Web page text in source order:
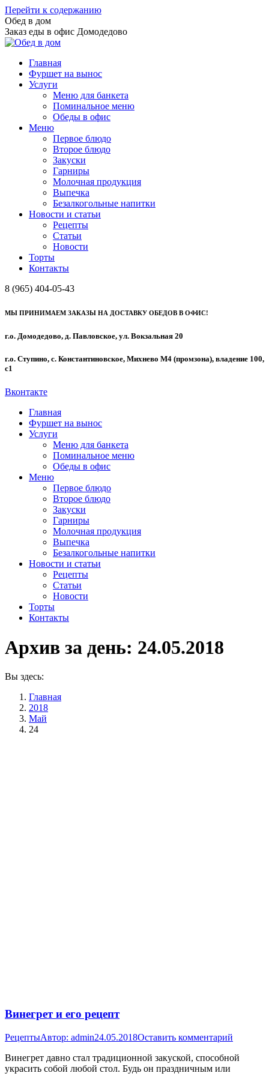
Перейти к содержанию
Обед в дом
Заказ еды в офис Домодедово
Главная
Фуршет на вынос
Услуги
Меню для банкета
Поминальное меню
Обеды в офис
Меню
Первое блюдо
Второе блюдо
Закуски
Гарниры
Молочная продукция
Выпечка
Безалкогольные напитки
Новости и статьи
Рецепты
Статьи
Новости
Торты
Контакты
8 (965) 404-05-43
МЫ ПРИНИМАЕМ ЗАКАЗЫ НА ДОСТАВКУ ОБЕДОВ В ОФИС!
г.о. Домодедово, д. Павловское, ул. Вокзальная 20
г.о. Ступино, с. Константиновское, Михнево М4 (промзона), владение 100,
с1
Вконтакте
Главная
Фуршет на вынос
Услуги
Меню для банкета
Поминальное меню
Обеды в офис
Меню
Первое блюдо
Второе блюдо
Закуски
Гарниры
Молочная продукция
Выпечка
Безалкогольные напитки
Новости и статьи
Рецепты
Статьи
Новости
Торты
Контакты
Архив за день: 24.05.2018
Вы здесь:
Главная
2018
Май
24
Винегрет и его рецепт
РецептыАвтор: admin24.05.2018Оставить комментарий
Винегрет давно стал традиционной закуской, способной
украсить собой любой стол. Будь он праздничным или